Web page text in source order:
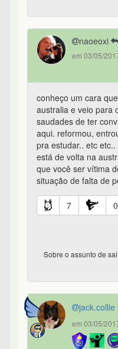
naoeoxi
em 03/05/
conheço um cara
australia e veio para
saudades de ter
aqui. reformou,
pra estudar.. etc
está de volta na
que você ser vítima
situação de falta de
7 0
Sobre o assunto de
jack.collie
em 03/05/